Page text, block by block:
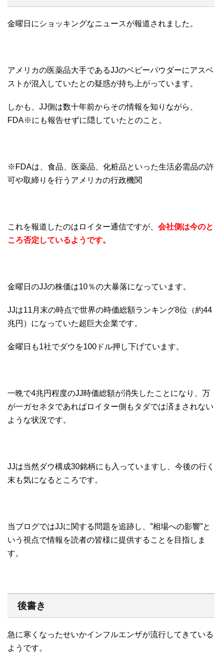
金曜日にショッキングなニュースが報道されました。
アメリカの医薬品大手であるJJのベビーパウダーにアスベ
ストが混入していたとの疑惑が持ち上がっています。
しかも、JJ側は数十年前からその情報を知りながら、
FDA※にも報告せずに隠していたとのこと。
※FDAは、食品、医薬品、化粧品といった生活必需品の許
可や取締りを行うアメリカの行政機関
これを報道したのはロイター通信ですが、 会社側は今のと
ころ否定しているようです。
金曜日のJJの株価は10％の大暴落になっています。
JJは11月末の時点で世界の時価総額ランキング8位（約44
兆円）になっていた超巨大企業です。
金曜日も1社でダウを100ドル押し下げています。
一晩で4兆円程度のJJ時価総額が消失したことになり、万
が一ガセネタであればロイター側もタダでは済まされない
ような状況です。
JJは当然ダウ構成30銘柄にも入っていますし、今後の行く
末も気になるところです。
当ブログではJJに関する問題を追跡し、”相場への影響”と
いう視点で情報を読者の皆様に提供することを目指しま
す。
後書き
急に寒くなったせいかインフルエンザが流行してきている
ようです。